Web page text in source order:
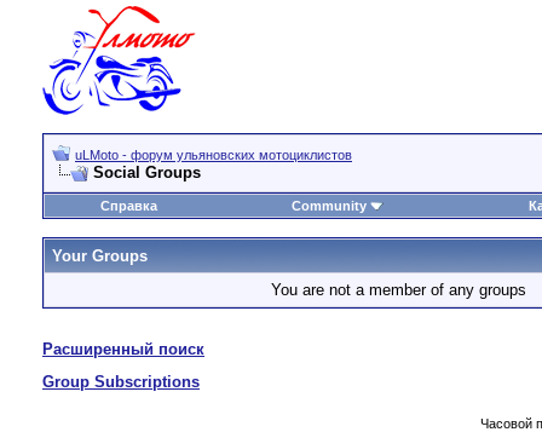
uLMoto - форум ульяновских мотоциклистов
Social Groups
Справка Community
Your Groups
You are not a member of any groups
Расширенный поиск
Group Subscriptions
Часовой